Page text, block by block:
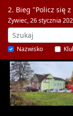
2. Bieg "Policz się
Żywiec, 26 stycznia
Nazwisko